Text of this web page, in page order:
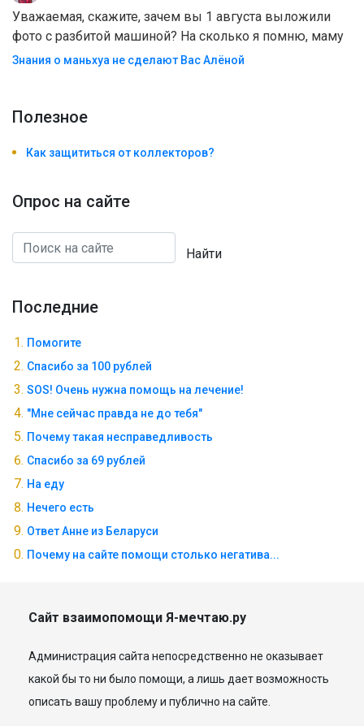
Уважаемая, скажите, зачем вы 1 августа выложили
фото с разбитой машиной? На сколько я помню, маму
Знания о маньхуа не сделают Вас Алëной
Полезноe
Как защититься от коллекторов?
Опрос на сайте
Найти
Последние
Помогите
Спасибо за 100 рублей
SOS! Очень нужна помощь на лечение!
"Мне сейчас правда не до тебя"
Почему такая несправедливость
Спасибо за 69 рублей
На еду
Нечего есть
Ответ Анне из Беларуси
Почему на сайте помощи столько негатива...
Сайт взаимопомощи Я-мечтаю.ру
Администрация сайта непосредственно не оказывает
какой бы то ни было помощи, а лишь дает возможность
описать вашу проблему и публично на сайте.